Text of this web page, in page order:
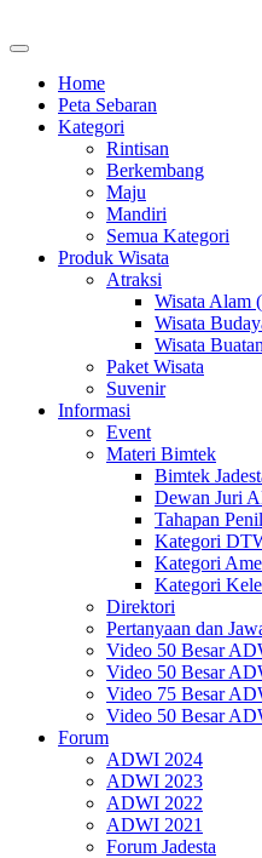
Home
Peta Sebaran
Kategori
Rintisan
Berkembang
Maju
Mandiri
Semua Kategori
Produk Wisata
Atraksi
Wisata Alam
Wisata
Wisata
Paket Wisata
Suvenir
Informasi
Event
Materi Bimtek
Bimtek
Dewan Juri
Tahapan
Kategori
Kategori
Kategori
Direktori
Pertanyaan dan
Video 50 Besar
Video 50 Besar
Video 75 Besar
Video 50 Besar
Forum
ADWI 2024
ADWI 2023
ADWI 2022
ADWI 2021
Forum Jadesta